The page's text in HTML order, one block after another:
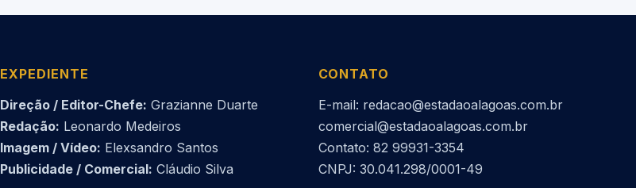
EXPEDIENTE
Direção / Editor-Chefe: Grazianne Duarte
Redação: Leonardo Medeiros
Imagem / Vídeo: Elexsandro Santos
Publicidade / Comercial: Cláudio Silva
CONTATO
E-mail: redacao@estadaoalagoas.com.br
comercial@estadaoalagoas.com.br
Contato: 82 99931-3354
CNPJ: 30.041.298/0001-49